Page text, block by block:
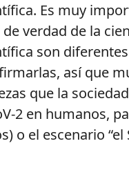
Es muy
verdad de la
son
así que
que la
2 en humanos,
o el escenario